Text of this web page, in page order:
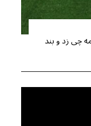
چی زد و بند